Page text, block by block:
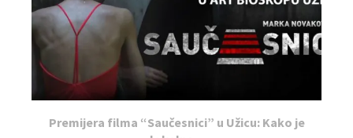
Premijera filma “Saučesnici” u Užicu: Kako je